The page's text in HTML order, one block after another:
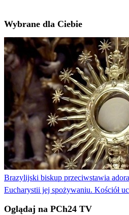
Wybrane dla Ciebie
Brazylijski biskup przeciwstawia
Eucharystii jej spożywaniu. Kościół
Oglądaj na PCh24 TV